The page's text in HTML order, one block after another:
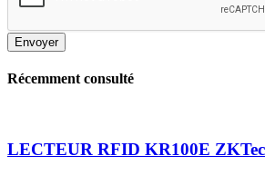
Envoyer
Récemment consulté
LECTEUR RFID KR100E